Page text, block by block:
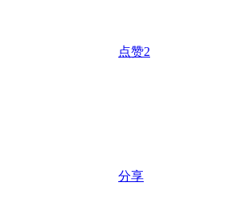
点赞2
分享